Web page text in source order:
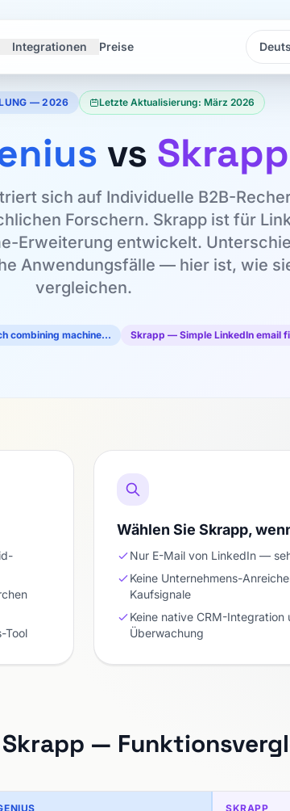
Integrationen Preise
— 2026 Letzte Aktualisierung: März 2026
vs Skrapp
sich auf Individuelle B2B-
Forschern. Skrapp ist für
Erweiterung entwickelt.
Anwendungsfälle — hier ist, wie
vergleichen.
combining machine… Skrapp — Simple LinkedIn email
Tool
Wählen Sie Skrapp,
Nur E-Mail von LinkedIn —
Keine Unternehmens-
Kaufsignale
Keine native CRM-
Überwachung
Skrapp —
SKRAPP